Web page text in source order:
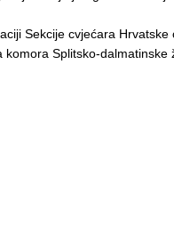
Sekcije cvjećara
Splitsko-dalmatinske